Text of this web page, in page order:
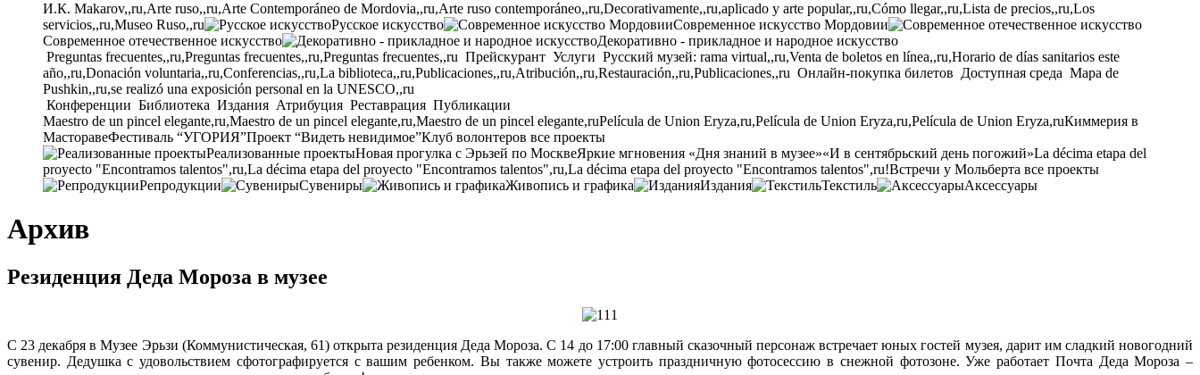
И.К. Makarov,,ru,Arte ruso,,ru,Arte Contemporáneo de Mordovia,,ru,Arte ruso contemporáneo,,ru,Decorativamente,,ru,aplicado y arte popular,,ru,Cómo llegar,,ru,Lista de precios,,ru,Los
servicios,,ru,Museo Ruso,,ru
Русское искусство
Современное искусство Мордовии
Современное отечественное искусство
Декоративно - прикладное и народное искусство
Preguntas frecuentes,,ru,Preguntas frecuentes,,ru,Preguntas frecuentes,,ru Прейскурант Услуги Русский музей: rama virtual,,ru,Venta de boletos en línea,,ru,Horario de días sanitarios este
año,,ru,Donación voluntaria,,ru,Conferencias,,ru,La biblioteca,,ru,Publicaciones,,ru,Atribución,,ru,Restauración,,ru,Publicaciones,,ru Онлайн-покупка билетов Доступная среда Mapa de
Pushkin,,ru,se realizó una exposición personal en la UNESCO,,ru
Конференции Библиотека Издания Атрибуция Реставрация Публикации
Maestro de un pincel elegante,ru,Maestro de un pincel elegante,ru,Maestro de un pincel elegante,ruPelícula de Union Eryza,ru,Película de Union Eryza,ru,Película de Union Eryza,ruКиммерия в
МасторавеФестиваль “УГОРИЯ”Проект “Видеть невидимое”Клуб волонтеров все проекты
Реализованные проектыНовая прогулка с Эрьзей по МосквеЯркие мгновения «Дня знаний в музее»«И в сентябрьский день погожий»La décima etapa del
proyecto "Encontramos talentos",ru,La décima etapa del proyecto "Encontramos talentos",ru,La décima etapa del proyecto "Encontramos talentos",ru!Встречи у Мольберта все проекты
Репродукции
Сувениры Живопись и графика Издания Текстиль Аксессуары
Архив
Резиденция Деда Мороза в музее
С 23 декабря в Музее Эрьзи (Коммунистическая, 61) открыта резиденция Деда Мороза. С 14 до 17:00 главный сказочный персонаж встречает юных гостей музея, дарит им сладкий новогодний
сувенир. Дедушка с удовольствием сфотографируется с вашим ребенком. Вы также можете устроить праздничную фотосессию в снежной фотозоне. Уже работает Почта Деда Мороза –